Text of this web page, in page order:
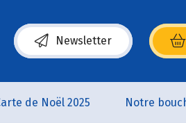
Newsletter
(s’ouvre dans une nouvelle
de Noël 2025 Notre